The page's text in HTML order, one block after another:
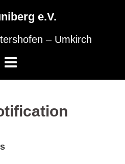
e.V.
– Umkirch